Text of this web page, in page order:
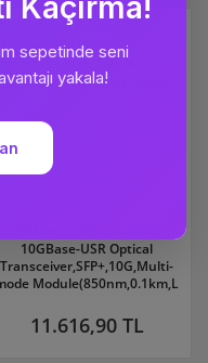
10GBase-USR Optical
Transceiver,SFP+,10G,Multi-
Module(850nm,0.1km,L
11.616,90 TL